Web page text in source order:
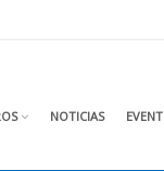
NOTICIAS